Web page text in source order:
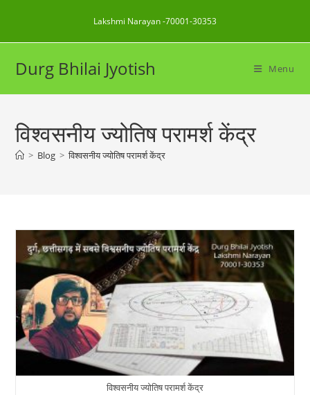
content
Lakshmi Narayan -70001-30353
Durg Bhilai Jyotish Menu
विश्वसनीय ज्योतिष परामर्श केंद्र
> Blog > विश्वसनीय ज्योतिष परामर्श केंद्र
विश्वसनीय ज्योतिष परामर्श केंद्र